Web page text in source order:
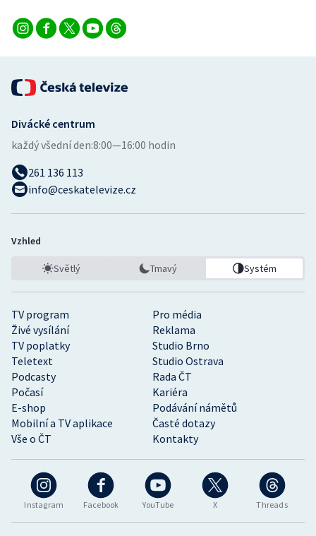
Vodní slalom
Ostatní
Instagram Facebook YouTube X Threads
TV program
Pro média
Živé vysílání
Reklama
TV poplatky
Studio Brno
Teletext
Studio Ostrava
Podcasty
Rada ČT
Počasí
Kariéra
E-shop
Podávání námětů
Mobilní a TV aplikace
Časté dotazy
Vše o ČT
Kontakty
Divácké centrum
každý všední den:8:00—16:00 hodin
261 136 113
info@ceskatelevize.cz
Vzhled
Světlý Tmavý Systém